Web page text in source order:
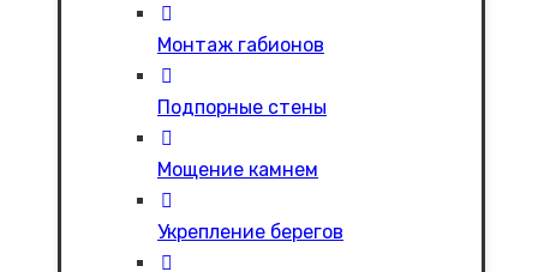
Монтаж габионов
Подпорные стены
Мощение камнем
Укрепление берегов